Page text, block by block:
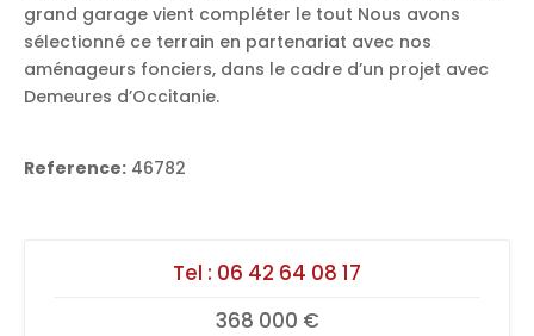
grand garage vient compléter le tout Nous avons
sélectionné ce terrain en partenariat avec nos
aménageurs fonciers, dans le cadre d’un projet avec
Demeures d’Occitanie.
Reference: 46782
Tel : 06 42 64 08 17
368 000 €